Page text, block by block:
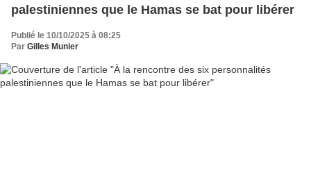
palestiniennes que le Hamas se bat pour libérer
Publié le 10/10/2025 à 08:25
Par Gilles Munier